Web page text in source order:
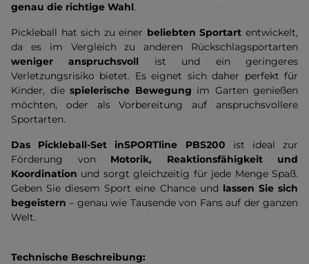
genau die richtige Wahl.
Pickleball hat sich zu einer beliebten Sportart entwickelt,
da es im Vergleich zu anderen Rückschlagsportarten
weniger anspruchsvoll ist und ein geringeres
Verletzungsrisiko bietet. Es eignet sich daher perfekt für
Kinder, die spielerische Bewegung im Garten genießen
möchten, oder als Vorbereitung auf anspruchsvollere
Sportarten.
Das Pickleball-Set inSPORTline PBS200 ist ideal zur
Förderung von Motorik, Reaktionsfähigkeit und
Koordination und sorgt gleichzeitig für jede Menge Spaß.
Geben Sie diesem Sport eine Chance und lassen Sie sich
begeistern – genau wie Tausende von Fans auf der ganzen
Welt.
Technische Beschreibung: